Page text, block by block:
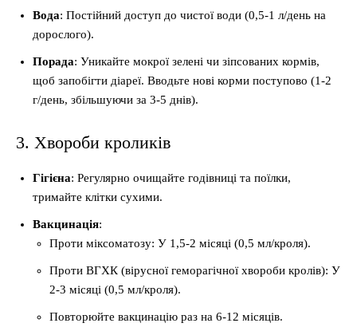
Вода: Постійний доступ до чистої води (0,5-1 л/день на
дорослого).
Порада: Уникайте мокрої зелені чи зіпсованих кормів,
щоб запобігти діареї. Вводьте нові корми поступово (1-2
г/день, збільшуючи за 3-5 днів).
3. Хвороби кроликів
Гігієна: Регулярно очищайте годівниці та поїлки,
тримайте клітки сухими.
Вакцинація:
Проти міксоматозу: У 1,5-2 місяці (0,5 мл/кроля).
Проти ВГХК (вірусної геморагічної хвороби кролів): У
2-3 місяці (0,5 мл/кроля).
Повторюйте вакцинацію раз на 6-12 місяців.